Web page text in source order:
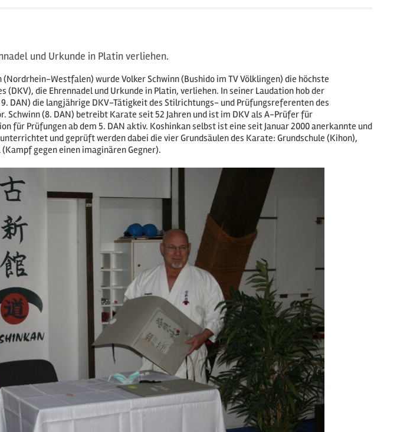
und Urkunde in Platin verliehen.
(Nordrhein-Westfalen) wurde Volker Schwinn (Bushido im TV Völklingen) die höchste
(DKV), die Ehrennadel und Urkunde in Platin, verliehen. In seiner Laudation hob der
DAN) die langjährige DKV-Tätigkeit des Stilrichtungs- und Prüfungsreferenten des
Schwinn (8. DAN) betreibt Karate seit 52 Jahren und ist im DKV als A-Prüfer für
für Prüfungen ab dem 5. DAN aktiv. Koshinkan selbst ist eine seit Januar 2000 anerkannte und
und geprüft werden dabei die vier Grundsäulen des Karate: Grundschule (Kihon),
gegen einen imaginären Gegner).